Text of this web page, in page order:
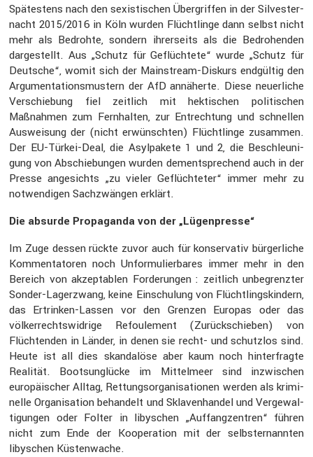
Spätes­tens nach den sexis­ti­schen Übergriffen in der Silves­ter­
nacht 2015/2016 in Köln wurden Flücht­linge dann selbst nicht
mehr als Bedrohte, sondern ihrer­seits als die Bedro­henden
darge­stellt. Aus „Schutz für Geflüch­tete“ wurde „Schutz für
Deutsche“, womit sich der Mainstream-Diskurs endgültig den
Argumen­ta­ti­ons­mus­tern der AfD annäherte. Diese neuer­liche
Verschie­bung fiel zeitlich mit hekti­schen politi­schen
Maßnahmen zum Fernhalten, zur Entrech­tung und schnellen
Auswei­sung der (nicht erwünschten) Flücht­linge zusammen.
Der EU-Türkei-Deal, die Asylpa­kete 1 und 2, die Beschleu­ni­
gung von Abschie­bungen wurden dementspre­chend auch in der
Presse angesichts „zu vieler Geflüch­teter“ immer mehr zu
notwen­digen Sachzwängen erklärt.
Die absurde Propa­ganda von der „Lügen­presse“
Im Zuge dessen rückte zuvor auch für konser­vativ bürger­liche
Kommen­ta­toren noch Unfor­mu­lier­bares immer mehr in den
Bereich von akzep­ta­blen Forde­rungen : zeitlich unbegrenzter
Sonder-Lager­zwang, keine Einschu­lung von Flücht­lings­kin­dern,
das Ertrinken-Lassen vor den Grenzen Europas oder das
völker­rechts­wid­rige Refou­le­ment (Zurück­schieben) von
Flüch­tenden in Länder, in denen sie recht- und schutzlos sind.
Heute ist all dies skanda­löse aber kaum noch hinter­fragte
Realität. Boots­un­glücke im Mittel­meer sind inzwi­schen
europäi­scher Alltag, Rettungs­or­ga­ni­sa­tionen werden als krimi­
nelle Organi­sa­tion behan­delt und Sklaven­handel und Verge­wal­
ti­gungen oder Folter in libyschen „Auffang­zen­tren“ führen
nicht zum Ende der Koope­ra­tion mit der selbst­er­nannten
libyschen Küsten­wache.